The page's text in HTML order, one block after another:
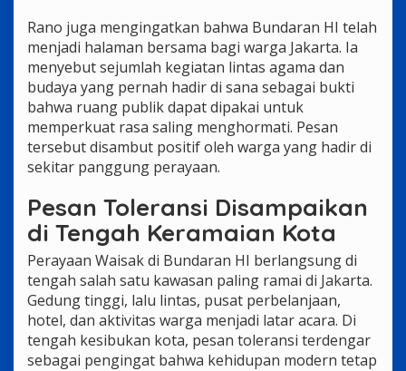
Rano juga mengingatkan bahwa Bundaran HI telah
menjadi halaman bersama bagi warga Jakarta. Ia
menyebut sejumlah kegiatan lintas agama dan
budaya yang pernah hadir di sana sebagai bukti
bahwa ruang publik dapat dipakai untuk
memperkuat rasa saling menghormati. Pesan
tersebut disambut positif oleh warga yang hadir di
sekitar panggung perayaan.
Pesan Toleransi Disampaikan
di Tengah Keramaian Kota
Perayaan Waisak di Bundaran HI berlangsung di
tengah salah satu kawasan paling ramai di Jakarta.
Gedung tinggi, lalu lintas, pusat perbelanjaan,
hotel, dan aktivitas warga menjadi latar acara. Di
tengah kesibukan kota, pesan toleransi terdengar
sebagai pengingat bahwa kehidupan modern tetap